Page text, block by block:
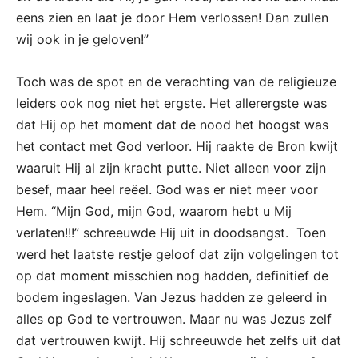
eens zien en laat je door Hem verlossen! Dan zullen
wij ook in je geloven!”
Toch was de spot en de verachting van de religieuze
leiders ook nog niet het ergste. Het allerergste was
dat Hij op het moment dat de nood het hoogst was
het contact met God verloor. Hij raakte de Bron kwijt
waaruit Hij al zijn kracht putte. Niet alleen voor zijn
besef, maar heel reëel. God was er niet meer voor
Hem. “Mijn God, mijn God, waarom hebt u Mij
verlaten!!!” schreeuwde Hij uit in doodsangst. Toen
werd het laatste restje geloof dat zijn volgelingen tot
op dat moment misschien nog hadden, definitief de
bodem ingeslagen. Van Jezus hadden ze geleerd in
alles op God te vertrouwen. Maar nu was Jezus zelf
dat vertrouwen kwijt. Hij schreeuwde het zelfs uit dat